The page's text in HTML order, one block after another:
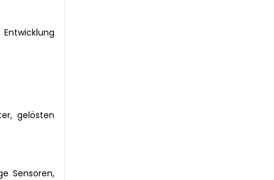
gelösten
Sensoren,